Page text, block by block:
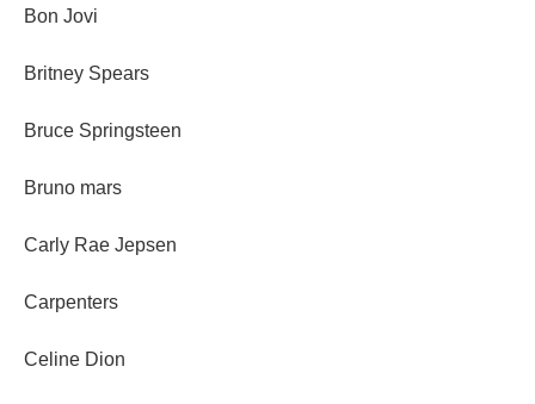
Bon Jovi
Britney Spears
Bruce Springsteen
Bruno mars
Carly Rae Jepsen
Carpenters
Celine Dion